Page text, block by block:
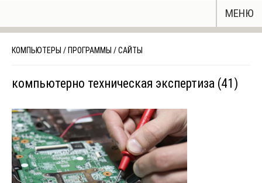
МЕНЮ
КОМПЬЮТЕРЫ / ПРОГРАММЫ /САЙТЫ
компьютерно техническая экспертиза (41)